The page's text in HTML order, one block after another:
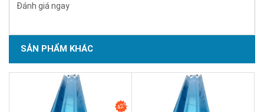
Đánh giá ngay
SẢN PHẨM KHÁC
42%